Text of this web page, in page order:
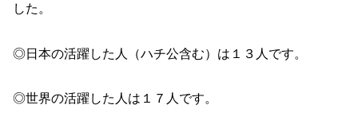
した。
◎日本の活躍した人（ハチ公含む）は１３人です。
◎世界の活躍した人は１７人です。